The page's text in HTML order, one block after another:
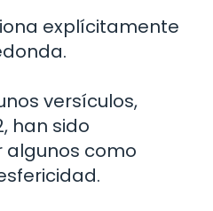
explícitamente
versículos,
han sido
como